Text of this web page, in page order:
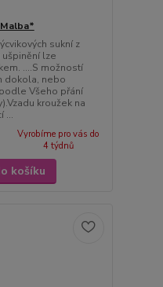
sukní z
lze
....S možností
dokola, nebo
Všeho přání
kroužek na
...
Vyrobíme pro vás do
4 týdnů
košíku